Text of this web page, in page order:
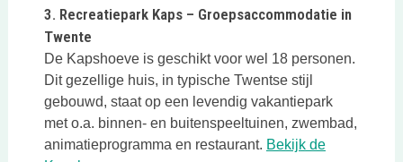
3. Recreatiepark Kaps – Groepsaccommodatie in
Twente
De Kapshoeve is geschikt voor wel 18 personen.
Dit gezellige huis, in typische Twentse stijl
gebouwd, staat op een levendig vakantiepark
met o.a. binnen- en buitenspeeltuinen, zwembad,
animatieprogramma en restaurant. Bekijk de